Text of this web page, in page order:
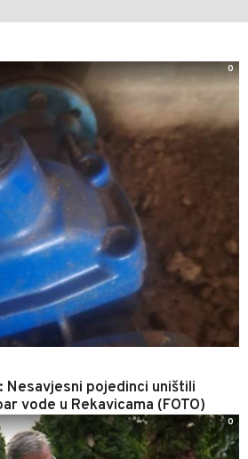
Nesavjesni pojedinci uništili
vode u Rekavicama (FOTO)
0
0